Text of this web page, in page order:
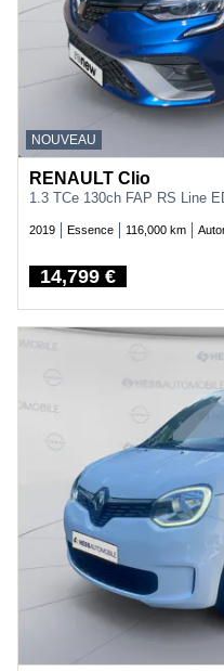
NOUVEAU
RENAULT Clio
1.3 TCe 130ch FAP RS Line
2019 Essence 116,000 km
Price
14,799 €